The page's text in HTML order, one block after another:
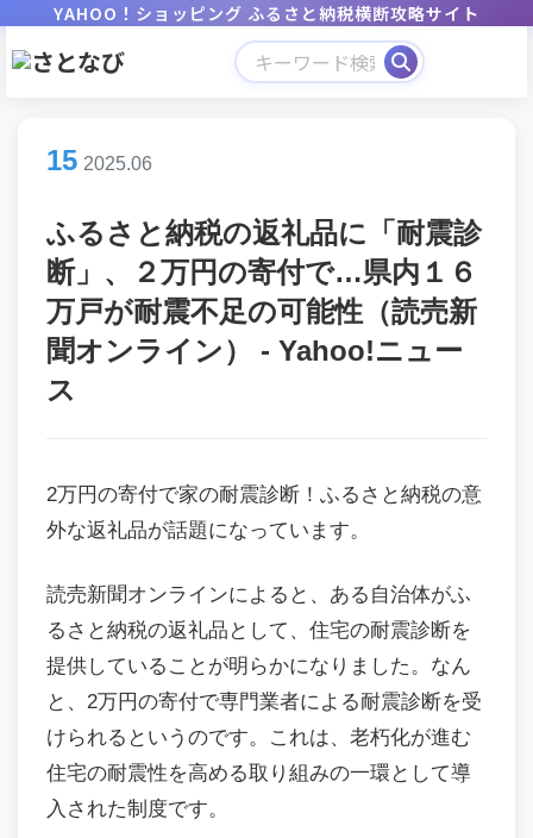
YAHOO！ショッピング ふるさと納税横断攻略サイト
15 2025.06
ふるさと納税の返礼品に「耐震診
断」、２万円の寄付で…県内１６
万戸が耐震不足の可能性（読売新
聞オンライン） - Yahoo!ニュー
ス
2万円の寄付で家の耐震診断！ふるさと納税の意
外な返礼品が話題になっています。
読売新聞オンラインによると、ある自治体がふ
るさと納税の返礼品として、住宅の耐震診断を
提供していることが明らかになりました。なん
と、2万円の寄付で専門業者による耐震診断を受
けられるというのです。これは、老朽化が進む
住宅の耐震性を高める取り組みの一環として導
入された制度です。